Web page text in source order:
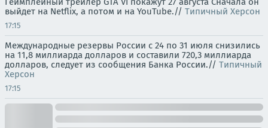
выйдет на Netflix, а потом и на YouTube.// Типичный Херсон
17:15
Международные резервы России с 24 по 31 июля снизились
на 11,8 миллиарда долларов и составили 720,3 миллиарда
долларов, следует из сообщения Банка России.// Типичный
Херсон
17:15